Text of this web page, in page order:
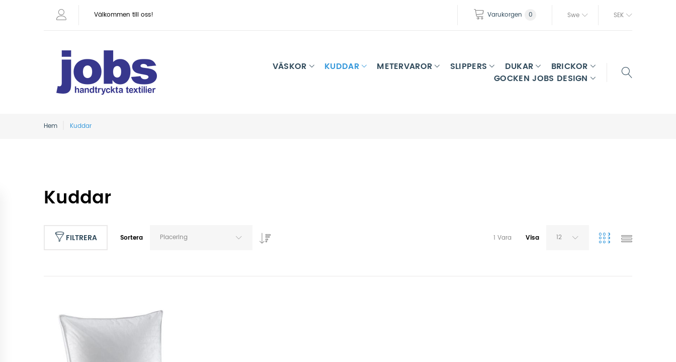
Välkommen till oss! Swe SEK
Varukorgen 0
VÄSKOR KUDDAR METERVAROR SLIPPERS DUKAR
BRICKOR
GOCKEN JOBS DESIGN
Hem Kuddar
Kuddar
FILTRERA Sortera Placering 1 Vara Visa 12